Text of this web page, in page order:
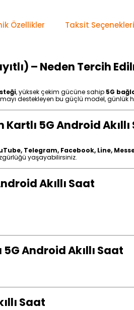
Özellikler Taksit Seçenekleri
– Neden Tercih
, yüksek çekim gücüne sahip 5G
destekleyen bu güçlü model, günlük
5G Android Akıllı
Telegram, Facebook, Line,
yaşayabilirsiniz.
Akıllı Saat
Android Akıllı Saat
Saat